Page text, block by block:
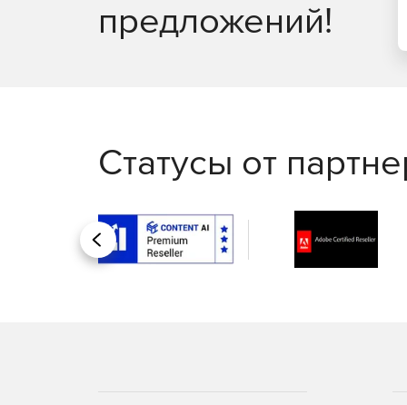
Используйте сервис Training Center для
предложений!
Статусы от
Назад